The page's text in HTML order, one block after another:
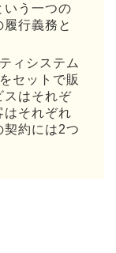
いう一つの
行義務と
ィシステム
セットで販
スはそれぞ
はそれぞれ
契約には2つ